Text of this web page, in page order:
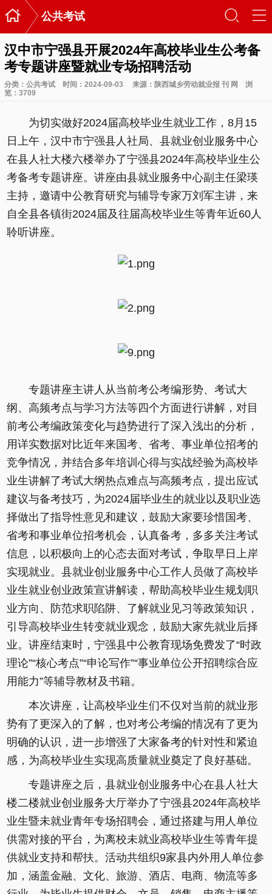
 公共考试 󰃙 󰆉
汉中市宁强县开展2024年高校毕业生公考备
考专题讲座暨就业专场招聘活动
分类： 公共考试 时间：2024-09-03 来源：陕西城乡劳动就业报 刊 网
浏
览： 3709
为切实做好2024届高校毕业生就业工作，8月15
日上午，汉中市宁强县人社局、县就业创业服务中心
在县人社大楼六楼举办了宁强县2024年高校毕业生公
考备考专题讲座。讲座由县就业服务中心副主任梁瑛
主持，邀请中公教育研究与辅导专家万刘军主讲，来
自全县各镇街2024届及往届高校毕业生等青年近60人
聆听讲座。
专题讲座主讲人从当前考公考编形势、考试大
纲、高频考点与学习方法等四个方面进行讲解，对目
前考公考编政策变化与趋势进行了深入浅出的分析，
用详实数据对比近年来国考、省考、事业单位招考的
竞争情况，并结合多年培训心得与实战经验为高校毕
业生讲解了考试大纲热点难点与高频考点，提出应试
建议与备考技巧，为2024届毕业生的就业以及职业选
择做出了指导性意见和建议，鼓励大家要珍惜国考、
省考和事业单位招考机会，认真备考，多多关注考试
信息，以积极向上的心态去面对考试，争取早日上岸
实现就业。县就业创业服务中心工作人员做了高校毕
业生就业创业政策宣讲解读，帮助高校毕业生规划职
业方向、防范求职陷阱、了解就业见习等政策知识，
引导高校毕业生转变就业观念，鼓励大家先就业后择
业。讲座结束时，宁强县中公教育现场免费发了“时政
理论”“核心考点”“申论写作”“事业单位公开招聘综合应
用能力”等辅导教材及书籍。
本次讲座，让高校毕业生们不仅对当前的就业形
势有了更深入的了解，也对考公考编的情况有了更为
明确的认识，进一步增强了大家备考的针对性和紧迫
感，为高校毕业生实现高质量就业奠定了良好基础。
专题讲座之后，县就业创业服务中心在县人社大
楼二楼就业创业服务大厅举办了宁强县2024年高校毕
业生暨未就业青年专场招聘会，通过搭建与用人单位
供需对接的平台，为离校未就业高校毕业生等青年提
供就业支持和帮扶。活动共组织9家县内外用人单位参
加，涵盖金融、文化、旅游、酒店、电商、物流等多